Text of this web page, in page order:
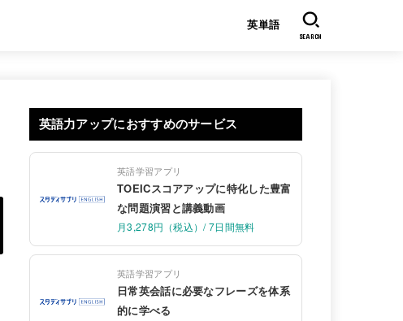
英単語
SEARCH
英語力アップにおすすめのサービス
英語学習アプリ
TOEICスコアアップに特化した豊富
な問題演習と講義動画
月3,278円（税込）/ 7日間無料
英語学習アプリ
日常英会話に必要なフレーズを体系
的に学べる